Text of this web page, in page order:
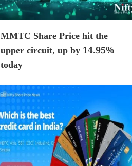
MMTC Share Price hit the
upper circuit, up by 14.95%
today